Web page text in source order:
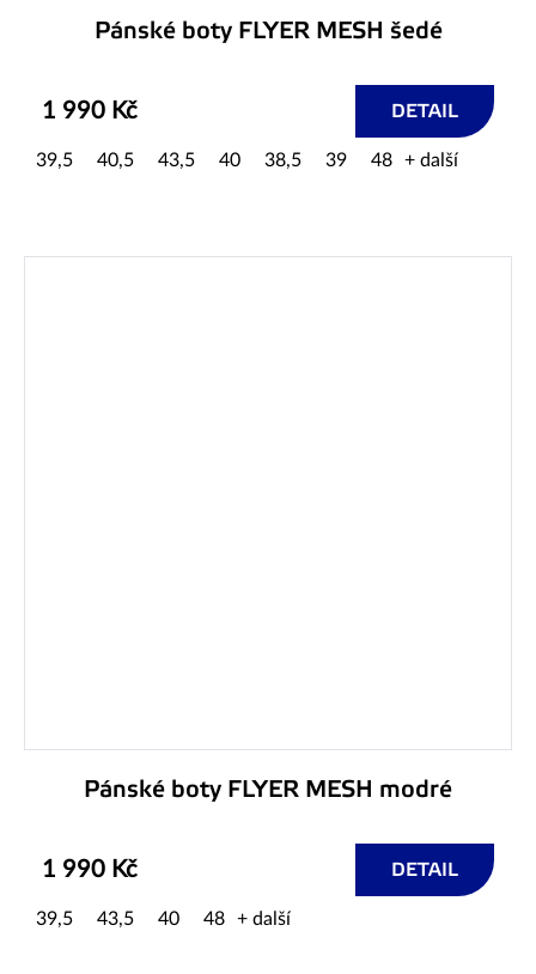
Pánské boty FLYER MESH šedé
1 990 Kč DETAIL
39,5 40,5 43,5 40 38,5 39 48 + další
Pánské boty FLYER MESH modré
1 990 Kč DETAIL
39,5 43,5 40 48 + další